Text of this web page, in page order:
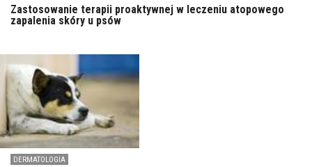
Zastosowanie terapii proaktywnej w leczeniu atopowego
zapalenia skóry u psów
DERMATOLOGIA